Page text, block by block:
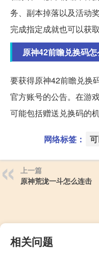
务、副本掉落以及活动
完成指定成就也可以获
原神42前瞻兑换码
要获得原神42前瞻兑换
官方账号的公告。在游
可能包括赠送兑换码的
网络标签：
上一篇
原神荒泷一斗怎么连击
相关问题